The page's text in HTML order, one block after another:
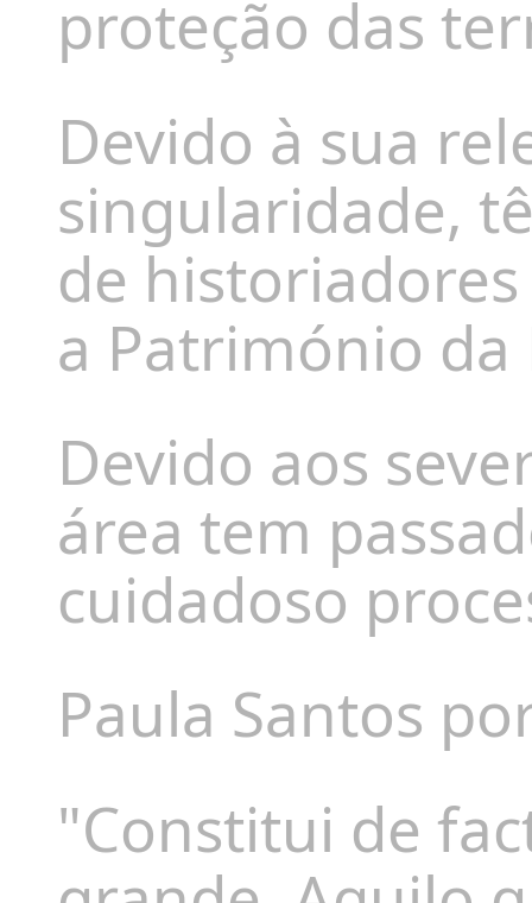
proteção das
Devido à sua
singularidade,
de
a Património
Devido aos
área tem
cuidadoso
Paula Santos
"Constitui de